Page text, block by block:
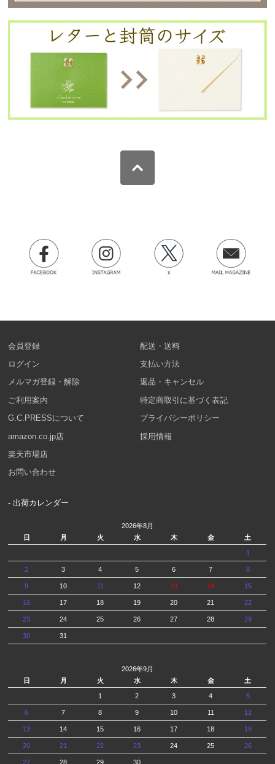
会員登録
ログイン
メルマガ登録・解除
ご利用案内
G.C.PRESSについて
amazon.co.jp店
楽天市場店
お問い合わせ
配送・送料
支払い方法
返品・キャンセル
特定商取引に基づく表記
プライバシーポリシー
採用情報
- 出荷カレンダー
2026年8月
日
月 火 水 木 金 土
1
2 3 4 5 6 7 8
9 10 11 12 13 14 15
16 17 18 19 20 21 22
23 24 25 26 27 28 29
30 31
2026年9月
日
月 火 水 木 金 土
1 2 3 4 5
6 7 8 9 10 11 12
13 14 15 16 17 18 19
20 21 22 23 24 25 26
27 28 29 30